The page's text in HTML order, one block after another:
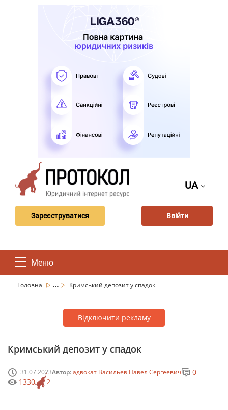
UA
Зареєструватися Ввійти
Меню
Головна ... Кримський депозит у спадок
Відключити рекламу
Кримський депозит у спадок
31.07.2023Автор:адвокат Васильев Павел Сергеевич
2
0
1330